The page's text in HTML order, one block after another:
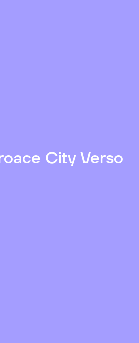
City Verso